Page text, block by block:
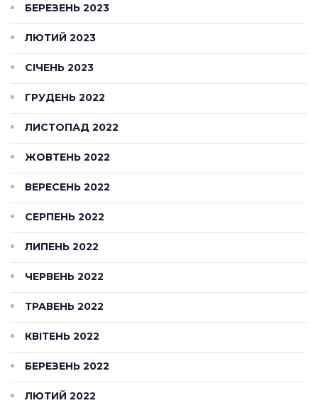
БЕРЕЗЕНЬ 2023
ЛЮТИЙ 2023
СІЧЕНЬ 2023
ГРУДЕНЬ 2022
ЛИСТОПАД 2022
ЖОВТЕНЬ 2022
ВЕРЕСЕНЬ 2022
СЕРПЕНЬ 2022
ЛИПЕНЬ 2022
ЧЕРВЕНЬ 2022
ТРАВЕНЬ 2022
КВІТЕНЬ 2022
БЕРЕЗЕНЬ 2022
ЛЮТИЙ 2022